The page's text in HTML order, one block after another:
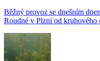
Běžný provoz se dnešním
Roudné v Plzni od kruhového